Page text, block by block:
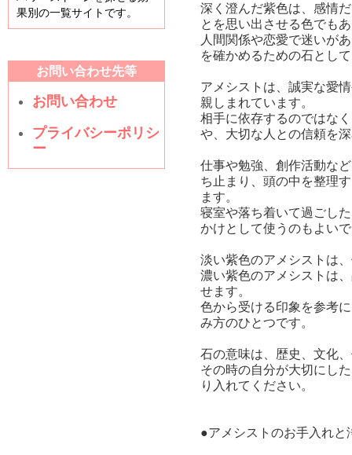
果別の一覧サイトです。
お問い合わせ先等
お問い合わせ
プライバシーポリシ
ー
深く澄んだ紫色は、感情
とを思い出させる色でも
人間関係や恋愛で迷いが
を確かめるための石とし
アメシストは、誠実な愛
親しまれています。
相手に依存するのではな
や、大切な人との信頼を
仕事や勉強、創作活動な
ち止まり、頭の中を整理
ます。
寝室や落ち着いて過ごし
かけとして使うのもよい
淡い紫色のアメシストは
濃い紫色のアメシストは
せます。
色から受ける印象を参考
み方のひとつです。
石の意味は、歴史、文化
その時の自分が大切にし
り入れてください。
●アメシストのお手入れと